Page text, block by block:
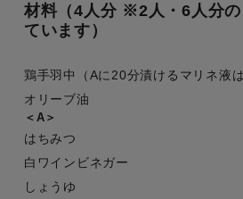
材料（4人分 ※2人・6人分
ています）
鶏手羽中（Aに20分漬けるマリネ液は
オリーブ油
＜A＞
はちみつ
白ワインビネガー
しょうゆ